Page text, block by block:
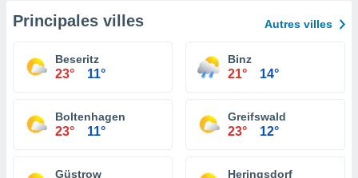
Principales villes Autres villes
Beseritz
23° 11°
Binz
21° 14°
Boltenhagen
23° 11°
Greifswald
23° 12°
Güstrow Heringsdorf